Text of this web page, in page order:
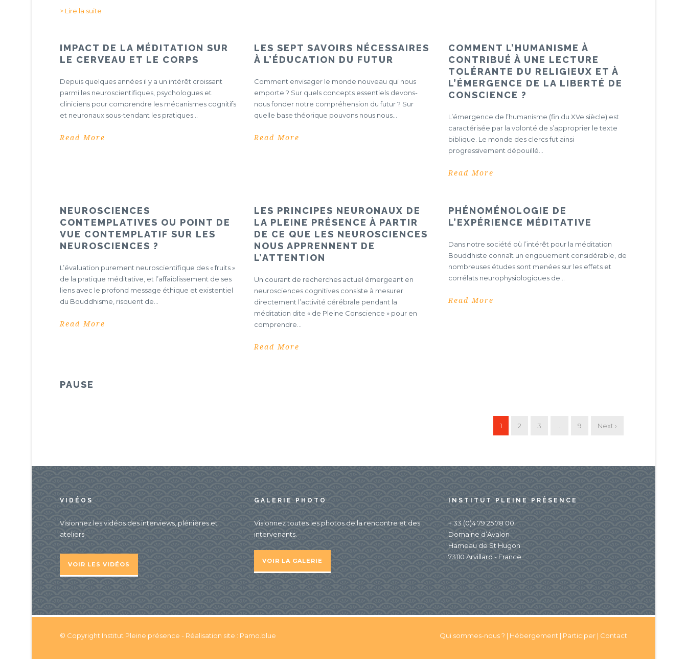
> Lire la suite
IMPACT DE LA MÉDITATION SUR
LE CERVEAU ET LE CORPS
Depuis quelques années il y a un intérêt croissant
parmi les neuroscientifiques, psychologues et
cliniciens pour comprendre les mécanismes cognitifs
et neuronaux sous-tendant les pratiques...
Read More
LES SEPT SAVOIRS NÉCESSAIRES
À L’ÉDUCATION DU FUTUR
Comment envisager le monde nouveau qui nous
emporte ? Sur quels concepts essentiels devons-
nous fonder notre compréhension du futur ? Sur
quelle base théorique pouvons nous nous...
Read More
COMMENT L’HUMANISME À
CONTRIBUÉ À UNE LECTURE
TOLÉRANTE DU RELIGIEUX ET À
L’ÉMERGENCE DE LA LIBERTÉ DE
CONSCIENCE ?
L’émergence de l’humanisme (fin du XVe siècle) est
caractérisée par la volonté de s’approprier le texte
biblique. Le monde des clercs fut ainsi
progressivement dépouillé...
Read More
NEUROSCIENCES
CONTEMPLATIVES OU POINT DE
VUE CONTEMPLATIF SUR LES
NEUROSCIENCES ?
L’évaluation purement neuroscientifique des « fruits »
de la pratique méditative, et l’affaiblissement de ses
liens avec le profond message éthique et existentiel
du Bouddhisme, risquent de...
Read More
LES PRINCIPES NEURONAUX DE
LA PLEINE PRÉSENCE À PARTIR
DE CE QUE LES NEUROSCIENCES
NOUS APPRENNENT DE
L’ATTENTION
Un courant de recherches actuel émergeant en
neurosciences cognitives consiste à mesurer
directement l’activité cérébrale pendant la
méditation dite « de Pleine Conscience » pour en
comprendre...
Read More
PHÉNOMÉNOLOGIE DE
L’EXPÉRIENCE MÉDITATIVE
Dans notre société où l’intérêt pour la méditation
Bouddhiste connaît un engouement considérable, de
nombreuses études sont menées sur les effets et
corrélats neurophysiologiques de...
Read More
PAUSE
1 2 3 9 Next ›
VIDÉOS
Visionnez les vidéos des interviews, plénières et
ateliers
VOIR LES VIDÉOS
GALERIE PHOTO
Visionnez toutes les photos de la rencontre et des
intervenants.
VOIR LA GALERIE
INSTITUT PLEINE PRÉSENCE
+ 33 (0)4 79 25 78 00
Domaine d’Avalon
Hameau de St Hugon
73110 Arvillard - France
© Copyright Institut Pleine présence - Réalisation site : Pamo.blue Qui sommes-nous ? | Hébergement | Participer | Contact